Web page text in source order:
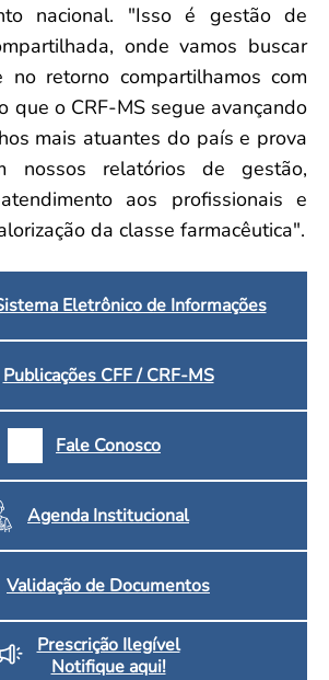
nacional. "Isso é gestão de
onde vamos buscar
no retorno compartilhamos com
que o CRF-MS segue avançando
mais atuantes do país e prova
nossos relatórios de gestão,
aos profissionais e
da classe farmacêutica".
Eletrônico de Informações
Publicações CFF / CRF-MS
Fale Conosco
Agenda Institucional
Validação de Documentos
Prescrição Ilegível
Notifique aqui!